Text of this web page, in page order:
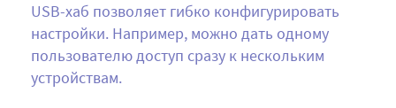
USB-хаб позволяет гибко конфигурировать
настройки. Например, можно дать одному
пользователю доступ сразу к нескольким
устройствам.